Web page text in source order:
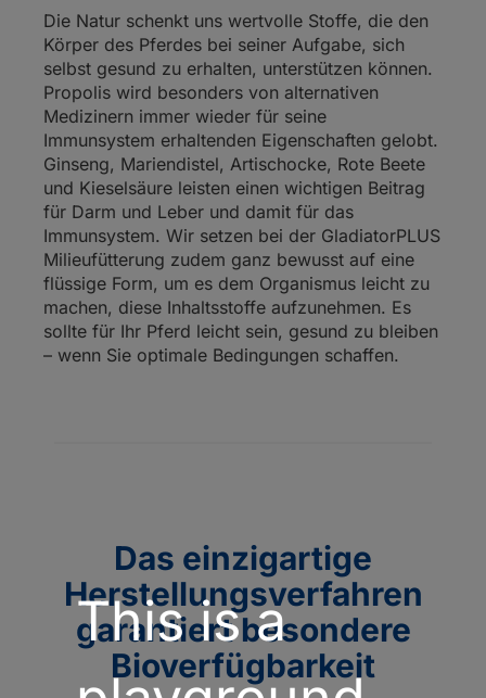
This is a
Die Natur schenkt uns wertvolle Stoffe, die den
Körper des Pferdes bei seiner Aufgabe, sich
selbst gesund zu erhalten, unterstützen können.
Propolis wird besonders von alternativen
Medizinern immer wieder für seine
Immunsystem erhaltenden Eigenschaften gelobt.
Ginseng, Mariendistel, Artischocke, Rote Beete
und Kieselsäure leisten einen wichtigen Beitrag
für Darm und Leber und damit für das
Immunsystem. Wir setzen bei der GladiatorPLUS
Milieufütterung zudem ganz bewusst auf eine
flüssige Form, um es dem Organismus leicht zu
machen, diese Inhaltsstoffe aufzunehmen. Es
sollte für Ihr Pferd leicht sein, gesund zu bleiben
– wenn Sie optimale Bedingungen schaffen.
Das einzigartige
Herstellungsverfahren
garantiert besondere
Bioverfügbarkeit